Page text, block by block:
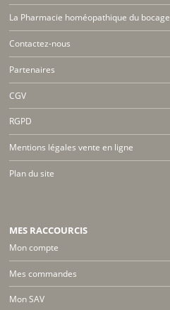
La Pharmacie homéopathique du bocage
Contactez-nous
Partenaires
CGV
RGPD
Mentions légales vente en ligne
Plan du site
MES RACCOURCIS
Mon compte
Mes commandes
Mon SAV